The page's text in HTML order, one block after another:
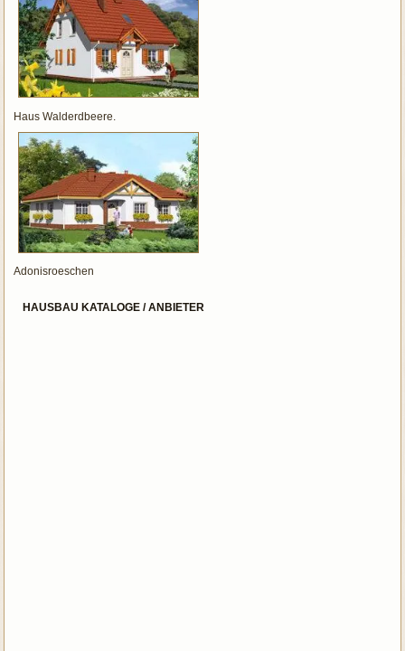
Haus Walderdbeere.
Adonisroeschen
HAUSBAU KATALOGE / ANBIETER